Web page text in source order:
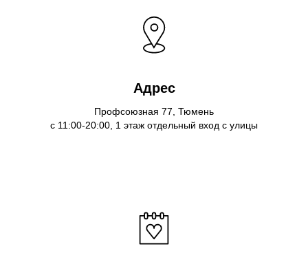
Адрес
Профсоюзная 77, Тюмень
с 11:00-20:00, 1 этаж отдельный вход с улицы